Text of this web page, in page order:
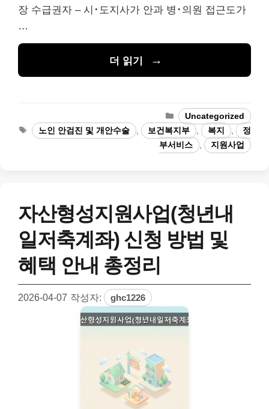
장 수급권자 – 시･도지사가 안과 병･의원 접근도가
…
더 읽기
카
테
고
리
Uncategorized
태
그
노인 안검진 및 개안수술 보건복지부 복지
정
부서비스
지원사업
자산형성지원사업(청년내
일저축계좌) 신청 방법 및
혜택 안내 총정리
2026-04-07 작성자: ghc1226